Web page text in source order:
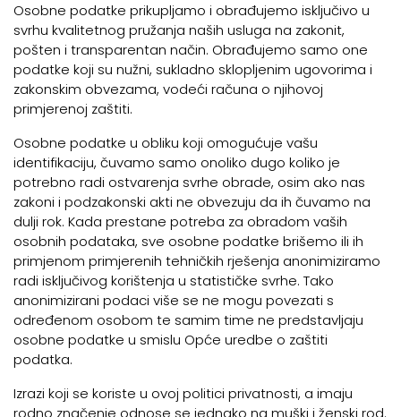
Osobne podatke prikupljamo i obrađujemo isključivo u
svrhu kvalitetnog pružanja naših usluga na zakonit,
pošten i transparentan način. Obrađujemo samo one
podatke koji su nužni, sukladno sklopljenim ugovorima i
zakonskim obvezama, vodeći računa o njihovoj
primjerenoj zaštiti.
Osobne podatke u obliku koji omogućuje vašu
identifikaciju, čuvamo samo onoliko dugo koliko je
potrebno radi ostvarenja svrhe obrade, osim ako nas
zakoni i podzakonski akti ne obvezuju da ih čuvamo na
dulji rok. Kada prestane potreba za obradom vaših
osobnih podataka, sve osobne podatke brišemo ili ih
primjenom primjerenih tehničkih rješenja anonimiziramo
radi isključivog korištenja u statističke svrhe. Tako
anonimizirani podaci više se ne mogu povezati s
određenom osobom te samim time ne predstavljaju
osobne podatke u smislu Opće uredbe o zaštiti
podatka.
Izrazi koji se koriste u ovoj politici privatnosti, a imaju
rodno značenje odnose se jednako na muški i ženski rod.